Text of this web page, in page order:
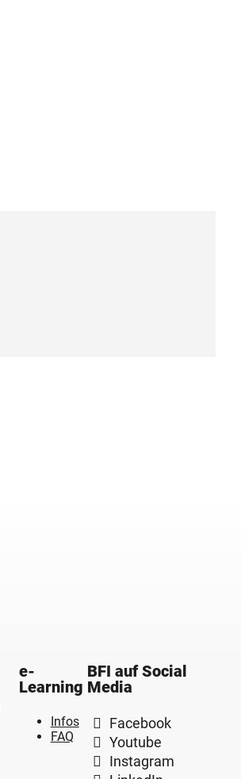
e-
Learning
Infos
FAQ
BFI auf Social
Media
Facebook
Youtube
Instagram